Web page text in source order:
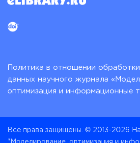
Политика в отношении
данных научного журнала
оптимизация и информационные
Все права защищены. © 2013-2026